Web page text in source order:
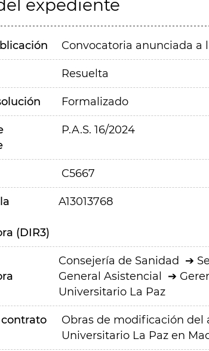
expediente
Convocatoria anunciada a
Resuelta
Formalizado
P.A.S. 16/2024
C5667
(DIR3)
A13013768
Consejería de Sanidad
General Asistencial
Universitario La Paz
Obras de modificación del
Universitario La Paz en